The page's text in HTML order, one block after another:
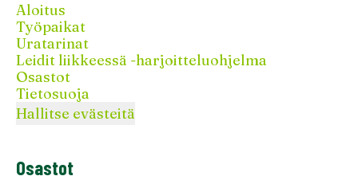
Aloitus
Työpaikat
Uratarinat
Leidit liikkeessä -harjoitteluohjelma
Osastot
Tietosuoja
Hallitse evästeitä
Osastot